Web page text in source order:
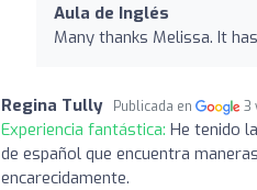
Aula de Inglés
Many thanks Melissa. It
Regina Tully Publicada en 3
Experiencia fantástica: He tenido
de español que encuentra
encarecidamente.